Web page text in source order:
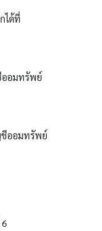
ได้ที่
ออมทรัพย์
ชีออมทรัพย์